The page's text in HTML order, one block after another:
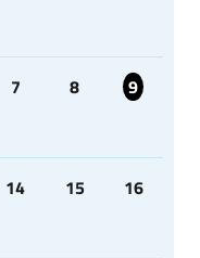
7 8 9
14 15 16